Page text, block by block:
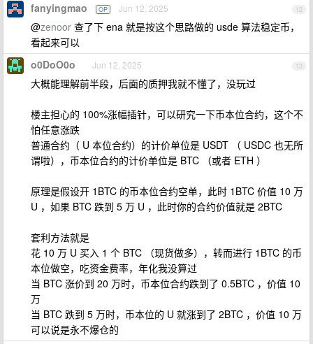
12
fanyingmao OP Jun 12, 2025
@zenoor 查了下 ena 就是按这个思路做的 usde 算法稳定币，
看起来可以
13
o0DoO0o Jun 12, 2025
大概能理解前半段，后面的质押我就不懂了，没玩过
楼主担心的 100%涨幅插针，可以研究一下币本位合约，这个不
怕任意涨跌
普通合约（ U 本位合约）的计价单位是 USDT （ USDC 也无所
谓啦），币本位合约的计价单位是 BTC （或者 ETH ）
原理是假设开 1BTC 的币本位合约空单，此时 1BTC 价值 10 万
U ，如果 BTC 跌到 5 万 U ，此时你的合约价值就是 2BTC
套利方法就是
花 10 万 U 买入 1 个 BTC （现货做多），转而进行 1BTC 的币
本位做空，吃资金费率，年化我没算过
当 BTC 涨价到 20 万时，币本位合约跌到了 0.5BTC ，价值 10
万
当 BTC 跌到 5 万时，币本位的 U 就涨到了 2BTC ，价值 10 万
可以说是永不爆仓的